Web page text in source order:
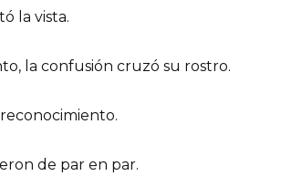
la vista.
la confusión cruzó su rostro.
de par en par.